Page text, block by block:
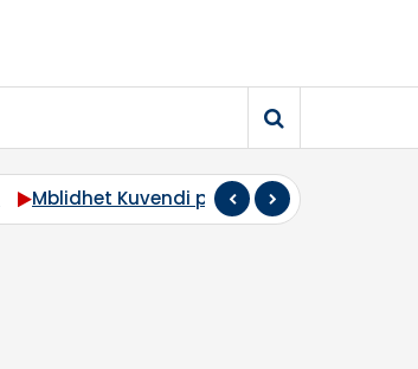
Mblidhet Kuvendi për konstituim